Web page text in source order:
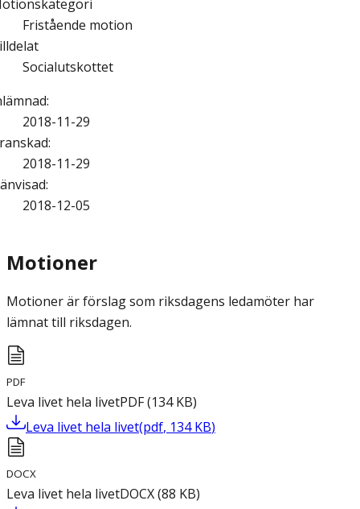
Fristående motion
Socialutskottet
:
2018-11-29
:
2018-11-29
:
2018-12-05
Motioner
Motioner är förslag som riksdagens ledamöter har
lämnat till riksdagen.
PDF
Leva livet hela livetPDF(134 KB)
Leva livet hela livet(pdf, 134 KB)
DOCX
Leva livet hela livetDOCX(88 KB)